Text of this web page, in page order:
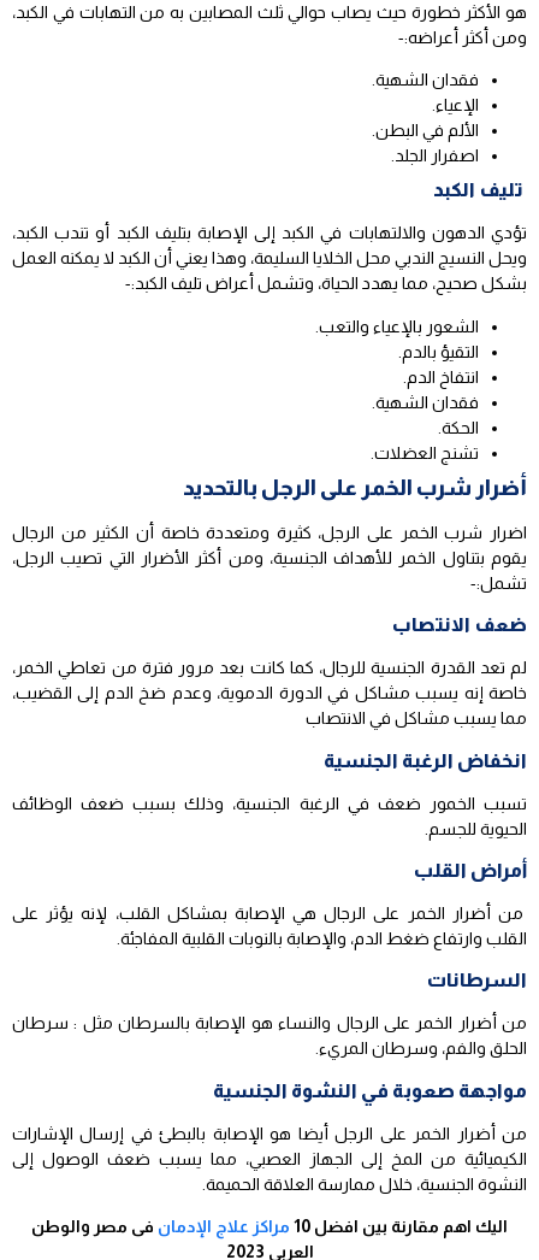
هو الأكثر خطورة حيث يصاب حوالي ثلث المصابين به من التهابات في الكبد،
ومن أكثر أعراضه:-
فقدان الشهية.
الإعياء.
الألم في البطن.
اصفرار الجلد.
تليف الكبد
تؤدي الدهون والالتهابات في الكبد إلى الإصابة بتليف الكبد أو تندب الكبد،
ويحل النسيج الندبي محل الخلايا السليمة، وهذا يعني أن الكبد لا يمكنه العمل
بشكل صحيح، مما يهدد الحياة، وتشمل أعراض تليف الكبد:-
الشعور بالإعياء والتعب.
التقيؤ بالدم.
انتفاخ الدم.
فقدان الشهية.
الحكة.
تشنج العضلات.
أضرار شرب الخمر على الرجل بالتحديد
اضرار شرب الخمر على الرجل، كثيرة ومتعددة خاصة أن الكثير من الرجال
يقوم بتناول الخمر للأهداف الجنسية، ومن أكثر الأضرار التي تصيب الرجل،
تشمل:-
ضعف الانتصاب
لم تعد القدرة الجنسية للرجال، كما كانت بعد مرور فترة من تعاطي الخمر،
خاصة إنه يسبب مشاكل في الدورة الدموية، وعدم ضخ الدم إلى القضيب،
مما يسبب مشاكل في الانتصاب
انخفاض الرغبة الجنسية
تسبب الخمور ضعف في الرغبة الجنسية، وذلك بسبب ضعف الوظائف
الحيوية للجسم.
أمراض القلب
من أضرار الخمر على الرجال هي الإصابة بمشاكل القلب، لإنه يؤثر على
القلب وارتفاع ضغط الدم، والإصابة بالنوبات القلبية المفاجئة.
السرطانات
من أضرار الخمر على الرجال والنساء هو الإصابة بالسرطان مثل : سرطان
الحلق والفم، وسرطان المريء.
مواجهة صعوبة في النشوة الجنسية
من أضرار الخمر على الرجل أيضا هو الإصابة بالبطئ في إرسال الإشارات
الكيميائية من المخ إلى الجهاز العصبي، مما يسبب ضعف الوصول إلى
النشوة الجنسية، خلال ممارسة العلاقة الحميمة.
اليك اهم مقارنة بين افضل 10 مراكز علاج الإدمان فى مصر والوطن
العربى 2023